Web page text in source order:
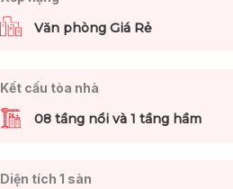
Văn phòng Giá Rẻ
Kết cấu tòa nhà
08 tầng nổi và 1 tầng hầm
Diện tích 1 sàn